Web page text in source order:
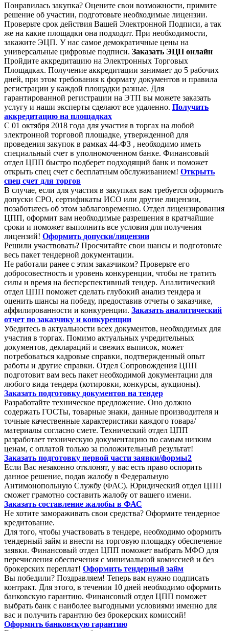
Понравилась закупка? Оцените свои возможности, примите
решение об участии, подготовьте необходимые лицензии.
Проверьте срок действия Вашей Электронной Подписи, а так
же на какие площадки она подходит. При необходимости,
закажите ЭЦП. У нас самое демократичные цены на
универсальные цифровые подписи. Заказать ЭЦП онлайн
Пройдите аккредитацию на Электронных Торговых
Площадках. Получение аккредитации занимает до 5 рабочих
дней, при этом требования к формату документов и правила
регистрации у каждой площадки разные. Для
гарантированной регистрации на ЭТП вы можете заказать
услугу и наши эксперты сделают все удаленно. Получить
аккредитацию на площадках
С 01 октября 2018 года для участия в торгах на любой
электронной торговой площадке, утвержденной для
проведения закупок в рамках 44-ФЗ , необходимо иметь
специальный счет в уполномоченном банке. Финансовый
отдел ЦПП быстро подберет подходящий банк и поможет
открыть спец счет с бесплатным обслуживанием! Открыть
спец счет для торгов
В случае, если для участия в закупках вам требуется оформить
допуски СРО, сертификаты ИСО или другие лицензии,
позаботьтесь об этом заблаговременно. Отдел лицензирования
ЦПП, оформит вам необходимые разрешения в кратчайшие
сроки и поможет выполнить все условия для получения
лицензий! Оформить допуски/лицензии
Решили участвовать? Просчитайте свои шансы и подготовьте
весь пакет тендерной документации.
Не работали ранее с этим заказчиком? Проверьте его
добросовестность и уровень конкуренции, чтобы не тратить
силы и время на бесперспективный тендер. Аналитический
отдел ЦПП поможет сделать глубокий анализ тендера и
оценить шансы на победу, предоставив отчеты о заказчике,
аффилированности и конкуренции. Заказать аналитический
отчет по заказчику и конкуренции
Убедитесь в актуальности всех документов, необходимых для
участия в торгах. Помимо актуальных учредительных
документов, деклараций и свежих выписок, может
потребоваться кадровые справки, подтвержденный опыт
работы и другие справки. Отдел Сопровождения ЦПП
подготовит вам весь пакет необходимой документации для
любого вида тендера (котировки, конкурсы, аукционы).
Заказать подготовку документов на тендер
Разработайте техническое предложение. Оно должно
содержать ГОСТы, товарные знаки, данные производителя и
точные качественные характеристики каждого товара/
материалы согласно смете. Технический отдел ЦПП
разработает техническую документацию по самым низким
ценам, с оплатой только за положительный результат!
Заказать подготовку первой части заявки/формы2
Если Вас незаконно отклонят, у вас есть право оспорить
данное решение, подав жалобу в Федеральную
Антимонопольную Службу (ФАС). Юридический отдел ЦПП
сможет грамотно составить жалобу от вашего имени.
Заказать составление жалобы в ФАС
Не хотите замораживать свои средства? Оформите тендерное
кредитование.
Для того, чтобы участвовать в тендере, необходимо оформить
тендерный займ и внести на торговую площадку обеспечение
заявки. Финансовый отдел ЦПП поможет выбрать МФО для
перечисления обеспечения с минимальной комиссией и без
брокерских переплат! Оформить тендерный займ
Вы победили? Поздравляем! Теперь вам нужно подписать
контракт. Для этого, в течении 10 дней необходимо оформить
банковскую гарантию. Финансовый отдел ЦПП поможет
выбрать банк с наиболее выгодными условиями именно для
вас и получить гарантию без брокерских комиссий!
Оформить банковскую гарантию